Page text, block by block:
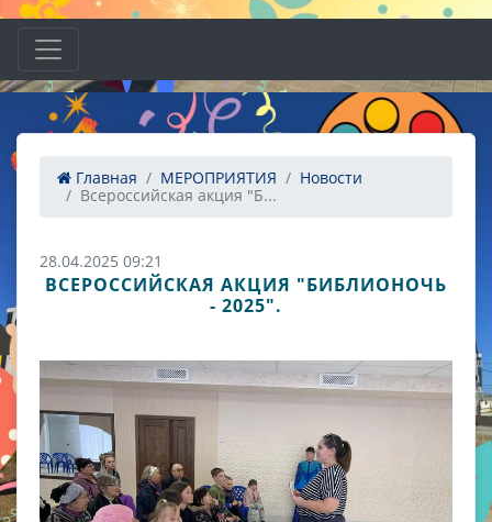
Главная МЕРОПРИЯТИЯ
Новости
Всероссийская акция "Б...
28.04.2025 09:21
ВСЕРОССИЙСКАЯ АКЦИЯ "БИБЛИОНОЧЬ
- 2025".